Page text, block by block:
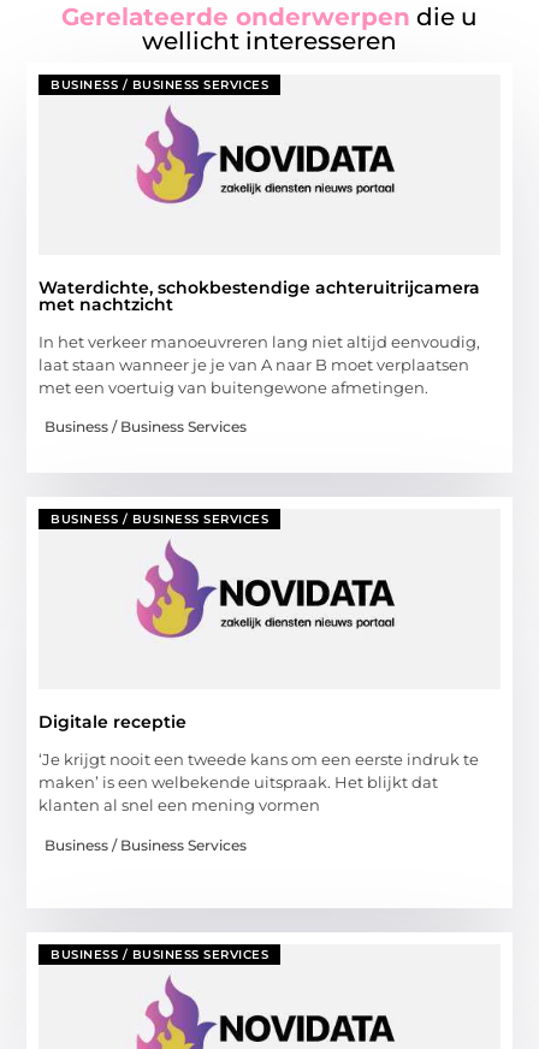
Gerelateerde onderwerpen die u
wellicht interesseren
BUSINESS / BUSINESS SERVICES
Waterdichte, schokbestendige achteruitrijcamera
met nachtzicht
In het verkeer manoeuvreren lang niet altijd eenvoudig,
laat staan wanneer je je van A naar B moet verplaatsen
met een voertuig van buitengewone afmetingen.
Business / Business Services
BUSINESS / BUSINESS SERVICES
Digitale receptie
‘Je krijgt nooit een tweede kans om een eerste indruk te
maken’ is een welbekende uitspraak. Het blijkt dat
klanten al snel een mening vormen
Business / Business Services
BUSINESS / BUSINESS SERVICES